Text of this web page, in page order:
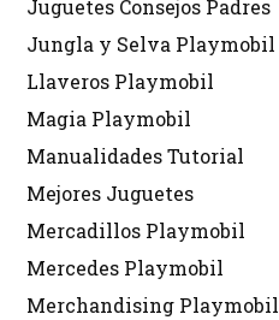
Juguetes Consejos Padres
Jungla y Selva Playmobil
Llaveros Playmobil
Magia Playmobil
Manualidades Tutorial
Mejores Juguetes
Mercadillos Playmobil
Mercedes Playmobil
Merchandising Playmobil